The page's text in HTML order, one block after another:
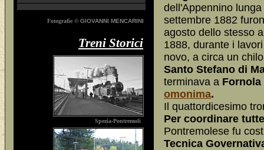
Fotografie © GIOVANNI MENCARINI
Treni Storici
Spezia-Pontremoli
dell'Appennino
settembre 1882
agosto dello stesso
1888, durante i
novo, a circa un
Santo Stefano di
terminava a Fornola
omonima.
Il quattordicesimo
Per coordinare
Pontremolese fu
Tecnica